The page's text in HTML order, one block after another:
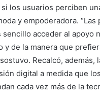
los usuarios perciben
y empoderadora. “Las
sencillo acceder al apoyo
y de la manera que
Recalcó, además,
digital a medida que
cada vez más de la